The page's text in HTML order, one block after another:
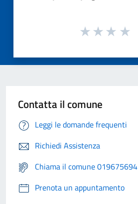
Contatta il comune
Leggi le domande frequenti
Richiedi Assistenza
Chiama il comune 019675694
Prenota un appuntamento